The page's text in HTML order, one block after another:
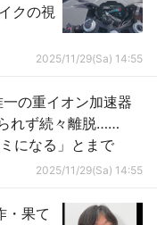
クの視
2025/11/29(Sa) 14:55
の重イオン加速器
れず続々離脱……
になる」とまで
2025/11/29(Sa) 14:55
・果て